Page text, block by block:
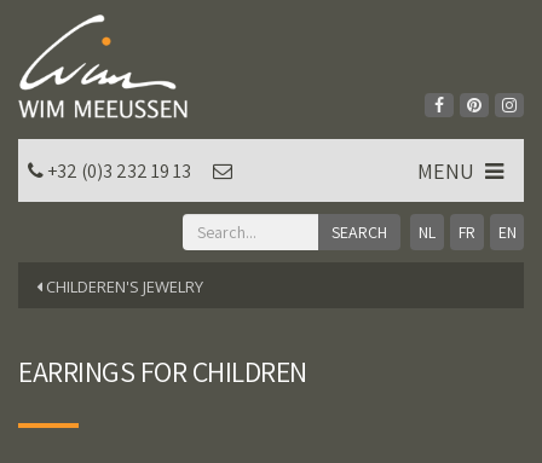
NL FR EN
+32 (0)3 232 19 13 MENU
CHILDEREN'S JEWELRY
EARRINGS FOR CHILDREN